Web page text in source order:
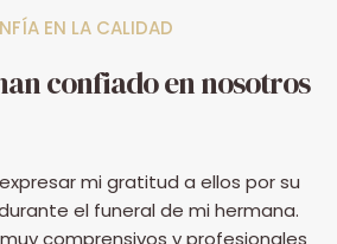
EN LA CALIDAD
confiado en nosotros
mi gratitud a ellos por su
el funeral de mi hermana.